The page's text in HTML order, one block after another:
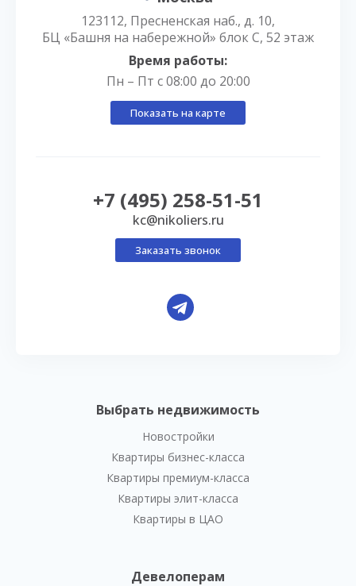
Выбрать недвижимость
Новостройки
Квартиры бизнес-класса
Квартиры премиум-класса
Квартиры элит-класса
Квартиры в ЦАО
Девелоперам
123112, Пресненская наб., д. 10,
БЦ «Башня на набережной» блок С, 52 этаж
Время работы:
Пн – Пт с 08:00 до 20:00
Показать на карте
+7 (495) 258-51-51
kc@nikoliers.ru
Заказать звонок